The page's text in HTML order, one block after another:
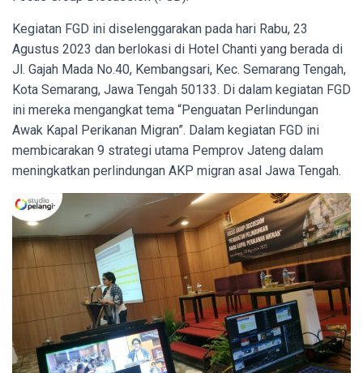
Kegiatan FGD ini diselenggarakan pada hari Rabu, 23
Agustus 2023 dan berlokasi di Hotel Chanti yang berada di
Jl. Gajah Mada No.40, Kembangsari, Kec. Semarang Tengah,
Kota Semarang, Jawa Tengah 50133. Di dalam kegiatan FGD
ini mereka mengangkat tema “Penguatan Perlindungan
Awak Kapal Perikanan Migran”. Dalam kegiatan FGD ini
membicarakan 9 strategi utama Pemprov Jateng dalam
meningkatkan perlindungan AKP migran asal Jawa Tengah.